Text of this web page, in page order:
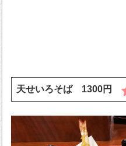
天せいろそば 1300円